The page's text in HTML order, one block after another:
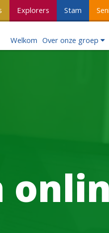
Explorers Stam
Welkom Over onze groep